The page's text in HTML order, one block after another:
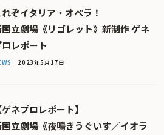
れぞイタリア・オペラ！
立劇場《リゴレット》新制作 ゲネ
レポート
2023年5月17日
ゲネプロレポート】
立劇場《夜鳴きうぐいす／イオラ